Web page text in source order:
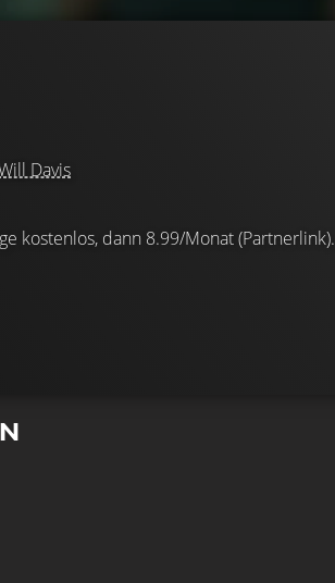
Davis
kostenlos, dann 8.99/Monat (Partnerlink).